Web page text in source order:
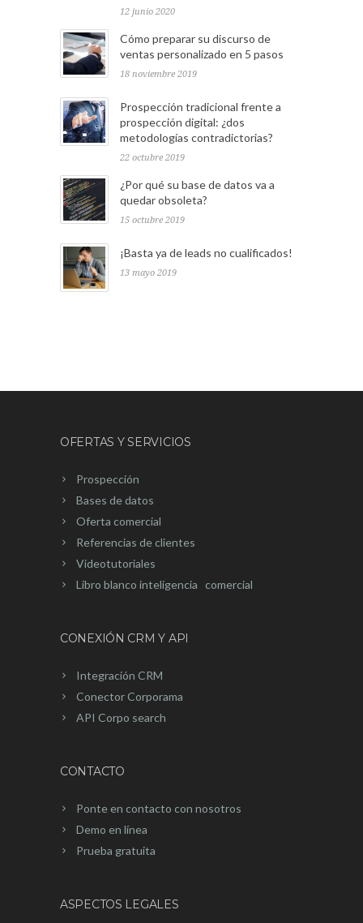
12 junio 2020
Cómo preparar su discurso de
ventas personalizado en 5 pasos
18 noviembre 2019
Prospección tradicional frente a
prospección digital: ¿dos
metodologías contradictorias?
22 octubre 2019
¿Por qué su base de datos va a
quedar obsoleta?
15 octubre 2019
¡Basta ya de leads no cualificados!
13 mayo 2019
OFERTAS Y SERVICIOS
Prospección
Bases de datos
Oferta comercial
Referencias de clientes
Videotutoriales
Libro blanco inteligencia comercial
CONEXIÓN CRM Y API
Integración CRM
Conector Corporama
API Corpo search
CONTACTO
Ponte en contacto con nosotros
Demo en línea
Prueba gratuita
ASPECTOS LEGALES